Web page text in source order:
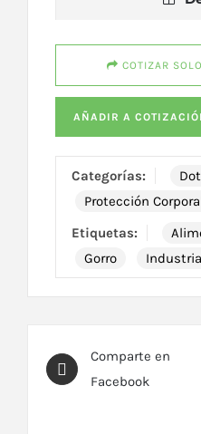
COTIZAR
AÑADIR A
Categorías:
Protección
Etiquetas:
Gorro
Comparte en
Facebook